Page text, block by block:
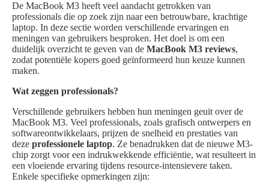
De MacBook M3 heeft veel aandacht getrokken van
professionals die op zoek zijn naar een betrouwbare, krachtige
laptop. In deze sectie worden verschillende ervaringen en
meningen van gebruikers besproken. Het doel is om een
duidelijk overzicht te geven van de MacBook M3 reviews,
zodat potentiële kopers goed geïnformeerd hun keuze kunnen
maken.
Wat zeggen professionals?
Verschillende gebruikers hebben hun meningen geuit over de
MacBook M3. Veel professionals, zoals grafisch ontwerpers en
softwareontwikkelaars, prijzen de snelheid en prestaties van
deze professionele laptop. Ze benadrukken dat de nieuwe M3-
chip zorgt voor een indrukwekkende efficiëntie, wat resulteert in
een vloeiende ervaring tijdens resource-intensievere taken.
Enkele specifieke opmerkingen zijn: